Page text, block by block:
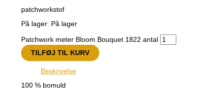
patchworkstof
På lager: På lager
Patchwork meter Bloom Bouquet 1822 antal
TILFØJ TIL KURV
Beskrivelse
100 % bomuld